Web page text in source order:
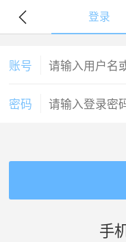
登录
账号
密码
手